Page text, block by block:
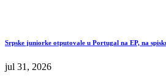
Srpske juniorke otputovale u Portugal na EP, na
jul 31, 2026